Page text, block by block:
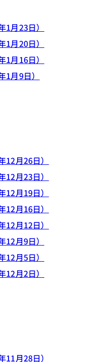
月23日）
月20日）
月16日）
月9日）
月26日）
月23日）
月19日）
月16日）
月12日）
月9日）
月5日）
月2日）
月28日）